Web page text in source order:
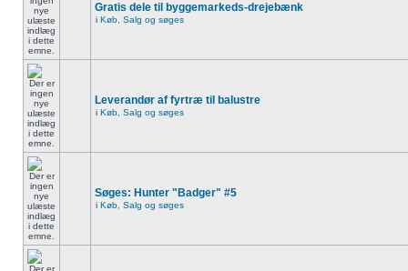
Gratis dele til byggemarkeds-drejebænk
i Køb, Salg og søges
Leverandør af fyrtræ til balustre
i Køb, Salg og søges
Søges: Hunter "Badger" #5
i Køb, Salg og søges